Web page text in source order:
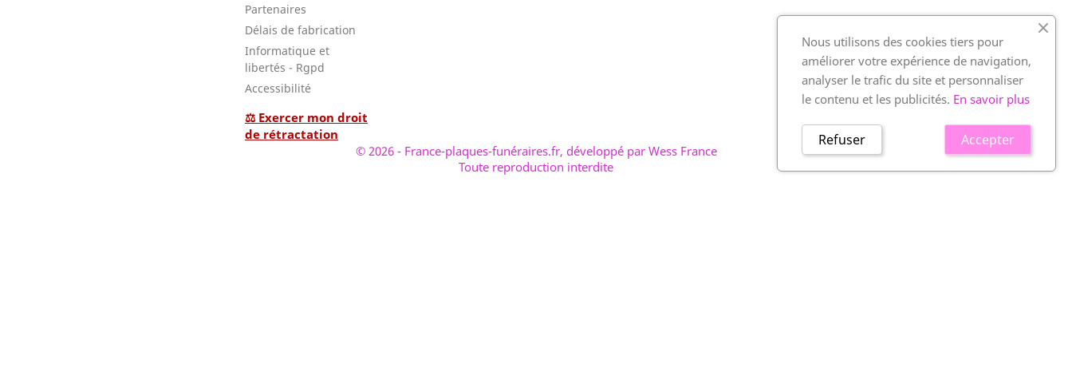
Partenaires
Délais de fabrication
Informatique et
libertés - Rgpd
Accessibilité
⚖ Exercer mon droit
de rétractation
© 2026 - France-plaques-funéraires.fr, développé par Wess France
Toute reproduction interdite
Nous utilisons des cookies tiers pour
améliorer votre expérience de navigation,
analyser le trafic du site et personnaliser
le contenu et les publicités. En savoir plus
Accepter
Refuser